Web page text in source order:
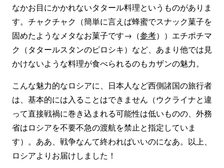
なかお目にかかれないタタール料理というものがありま
す。チャクチャク（簡単に言えば蜂蜜でスナック菓子を
固めたようなメタなお菓子です→（参考））エチポチマ
ク（タタールスタンのピロシキ）など、あまり他では見
かけないような料理が食べられるのもカザンの魅力。
こんな魅力的なロシアに、日本人など西側諸国の旅行者
は、基本的には入ることはできません（ウクライナと違
って直接戦禍に巻き込まれる可能性は低いものの、外務
省はロシアを不要不急の渡航を禁止と指定していま
す）。ああ、戦争なんて終わればいいのになあ。以上、
ロシアよりお届けしました！